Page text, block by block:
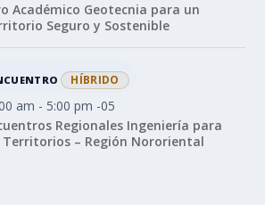
Académico Geotecnia para un
Seguro y Sostenible
HÍBRIDO
am - 5:00 pm -05
Regionales Ingeniería para
Territorios – Región Nororiental